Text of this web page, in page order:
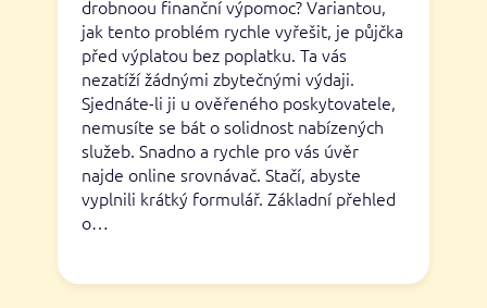
drobnoou finanční výpomoc? Variantou,
jak tento problém rychle vyřešit, je půjčka
před výplatou bez poplatku. Ta vás
nezatíží žádnými zbytečnými výdaji.
Sjednáte-li ji u ověřeného poskytovatele,
nemusíte se bát o solidnost nabízených
služeb. Snadno a rychle pro vás úvěr
najde online srovnávač. Stačí, abyste
vyplnili krátký formulář. Základní přehled
o…